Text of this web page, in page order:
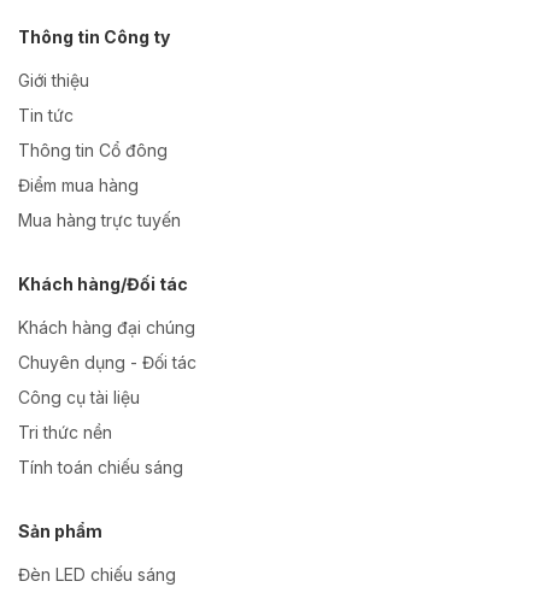
Thông tin Công ty
Giới thiệu
Tin tức
Thông tin Cổ đông
Điểm mua hàng
Mua hàng trực tuyến
Khách hàng/Đối tác
Khách hàng đại chúng
Chuyên dụng - Đối tác
Công cụ tài liệu
Tri thức nền
Tính toán chiếu sáng
Sản phẩm
Đèn LED chiếu sáng